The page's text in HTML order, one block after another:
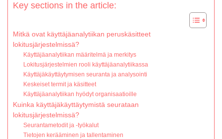
Key sections in the article:
Mitkä ovat käyttäjäanalytiikan peruskäsitteet
lokitusjärjestelmissä?
Käyttäjäanalytiikan määritelmä ja merkitys
Lokitusjärjestelmien rooli käyttäjäanalytiikassa
Käyttäjäkäyttäytymisen seuranta ja analysointi
Keskeiset termit ja käsitteet
Käyttäjäanalytiikan hyödyt organisaatioille
Kuinka käyttäjäkäyttäytymistä seurataan
lokitusjärjestelmissä?
Seurantametodit ja -työkalut
Tietojen kerääminen ja tallentaminen